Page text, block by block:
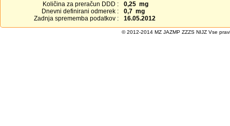
Količina za preračun DDD :
0,25 mg
Dnevni definirani odmerek :
0,7 mg
Zadnja sprememba podatkov :
16.05.2012
© 2012-2014 MZ JAZMP ZZZS NIJZ Vse